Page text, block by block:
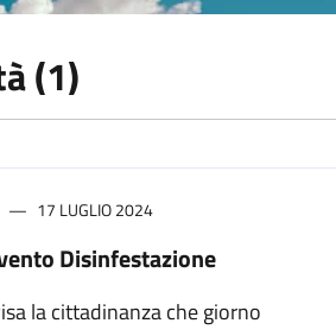
(1)
17 LUGLIO 2024
Disinfestazione
la cittadinanza che giorno